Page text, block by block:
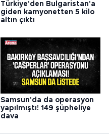
Türkiye'den Bulgaristan'a
giden kamyonetten 5 kilo
altın çıktı
Samsun'da da operasyon
yapılmıştı! 149 şüpheliye
dava